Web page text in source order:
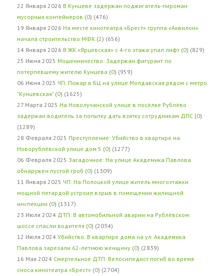
22 Января 2026 В Кунцеве задержан поджигатель-пироман
мусорных контейнеров (0) (476)
19 Января 2026 На месте кинотеатра «Брест» группа «Аквилон»
начала строительство МФК (2) (656)
14 Января 2026 В ЖК «Ярцевская» с 4-го этажа упал лифт (0) (829)
25 Июня 2025 Мошенничество: Задержан фигурант по
потерпевшему жителю Кунцева (0) (959)
06 Июня 2025 ЧП: Пожар в БЦ на улице Молдавская рядом с метро
"Кунцевская" (0) (1625)
27 Марта 2025 На Новолучанской улице в посёлке Рублёво
задержан водитель за попытку дать взятку сотрудникам ДПС (0)
(1289)
28 Февраля 2025 Преступление: Убийство в квартире на
Новорублёвской улице дом 5 (0) (1277)
06 Февраля 2025 Загадочное: На улице Академика Павлова
обнаружен пустой гроб (0) (1309)
11 Января 2025 ЧП: На Полоцкой улице житель многоэтажки
мощной петардой устроил взрыв в помещении жилищной
инспекции (0) (1317)
23 Июля 2024 ДТП: В автомобильной аварии на Рублёвском
шоссе спасли водителя (0) (2034)
12 Июля 2024 Убийство: В квартире дома на ул. Академика
Павлова зарезали 62-летнюю женщину (0) (2839)
16 Мая 2024 Смертельное ДТП: Велосипедист погиб во время
сноса кинотеатра «Брест» (0) (2704)